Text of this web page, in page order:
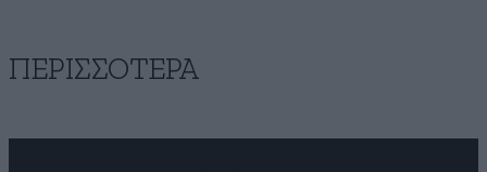
ΠΕΡΙΣΣΟΤΕΡΑ